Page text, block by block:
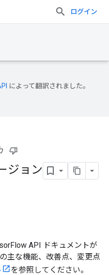
ログイン
によって翻訳されました。
ジョン
API ドキュメントが
主な機能、改善点、変更点
を参照してください。